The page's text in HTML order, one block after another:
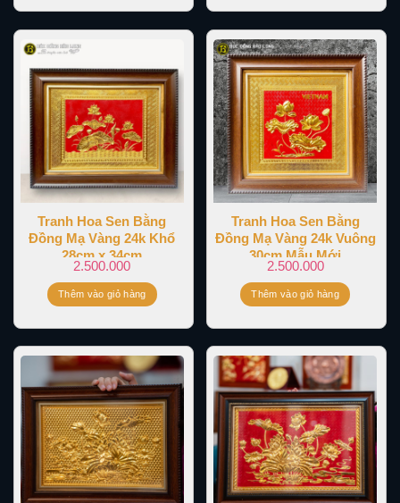
Tranh Hoa Sen Bằng
Đồng Mạ Vàng 24k Khổ
28cm x 34cm
2.500.000
Thêm vào giỏ hàng
Tranh Hoa Sen Bằng
Đồng Mạ Vàng 24k Vuông
30cm Mẫu Mới
2.500.000
Thêm vào giỏ hàng